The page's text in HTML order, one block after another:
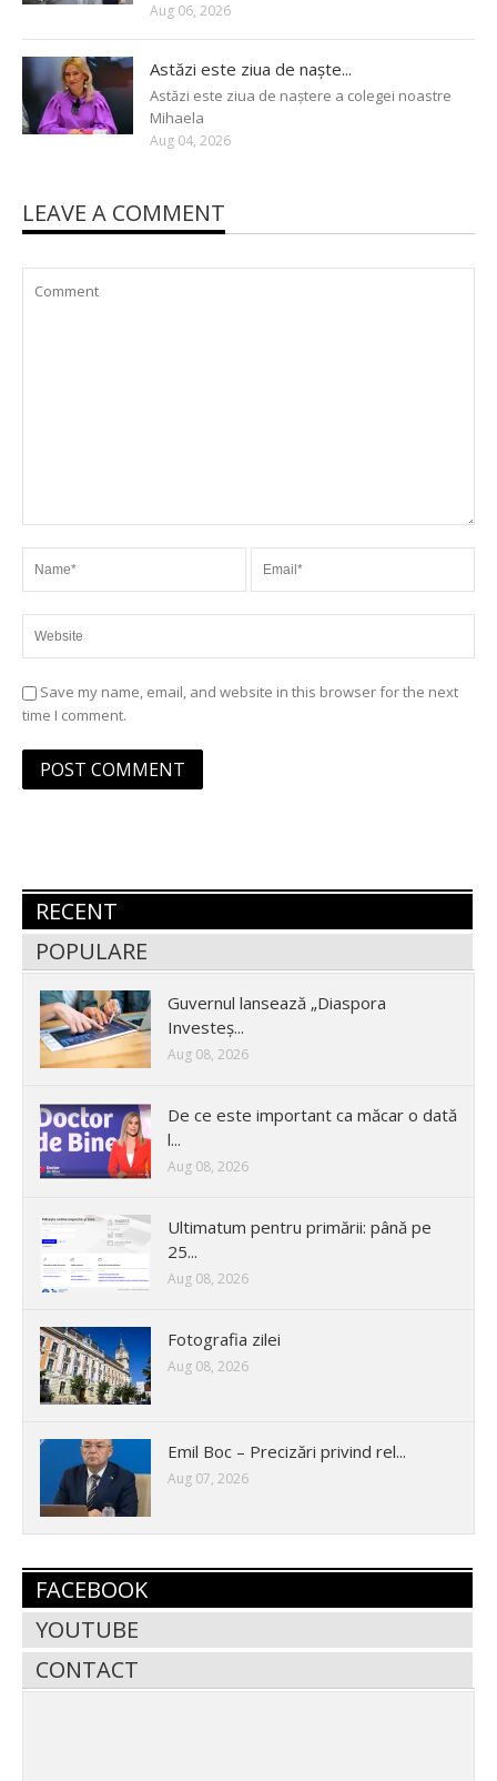
Aug 06, 2026
Astăzi este ziua de naște...
Astăzi este ziua de naștere a colegei noastre
Mihaela
Aug 04, 2026
LEAVE A COMMENT
Save my name, email, and website in this browser for the next
time I comment.
RECENT
POPULARE
Guvernul lansează „Diaspora
Investeș...
Aug 08, 2026
De ce este important ca măcar o dată
l...
Aug 08, 2026
Ultimatum pentru primării: până pe
25...
Aug 08, 2026
Fotografia zilei
Aug 08, 2026
Emil Boc – Precizări privind rel...
Aug 07, 2026
FACEBOOK
YOUTUBE
CONTACT